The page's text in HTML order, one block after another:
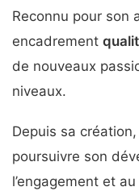
Reconnu pour son
encadrement
de nouveaux
niveaux.
Depuis sa création,
poursuivre son
l’engagement et